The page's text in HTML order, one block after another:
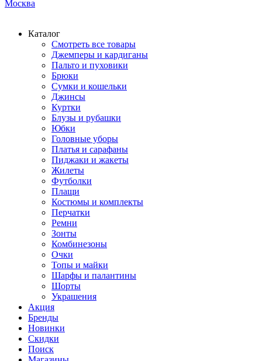
Москва
Каталог
Смотреть все товары
Джемперы и кардиганы
Пальто и пуховики
Брюки
Сумки и кошельки
Джинсы
Куртки
Блузы и рубашки
Юбки
Головные уборы
Платья и сарафаны
Пиджаки и жакеты
Жилеты
Футболки
Плащи
Костюмы и комплекты
Перчатки
Ремни
Зонты
Комбинезоны
Очки
Топы и майки
Шарфы и палантины
Шорты
Украшения
Акция
Бренды
Новинки
Скидки
Поиск